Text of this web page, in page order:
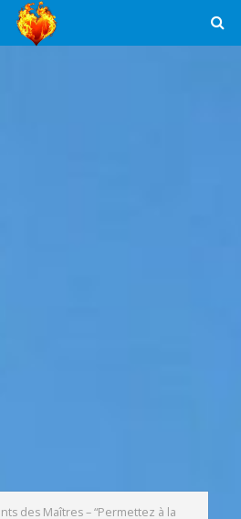
des Maîtres – “Permettez à la